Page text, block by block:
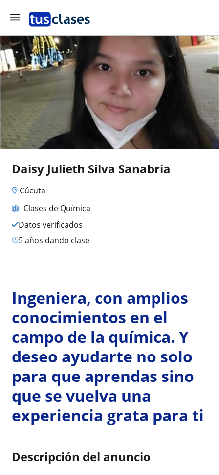
Daisy Julieth Silva Sanabria
Cúcuta
Clases de Química
Datos verificados
5 años dando clase
Ingeniera, con amplios
conocimientos en el
campo de la química. Y
deseo ayudarte no solo
para que aprendas sino
que se vuelva una
experiencia grata para ti
Descripción del anuncio